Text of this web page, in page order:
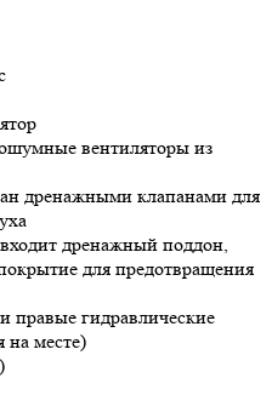
вентиляторы из
дренажными клапанами для
дренажный поддон,
для предотвращения
правые гидравлические
на месте)